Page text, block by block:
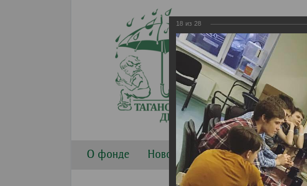
О фонде Новости Направления работы
18 из 28